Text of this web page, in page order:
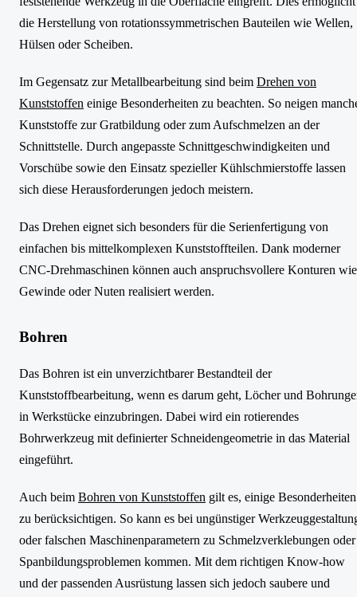
die Herstellung von rotationssymmetrischen Bauteilen wie Wellen,
Hülsen oder Scheiben.
Im Gegensatz zur Metallbearbeitung sind beim Drehen von
Kunststoffen einige Besonderheiten zu beachten. So neigen
Kunststoffe zur Gratbildung oder zum Aufschmelzen an der
Schnittstelle. Durch angepasste Schnittgeschwindigkeiten und
Vorschübe sowie den Einsatz spezieller Kühlschmierstoffe lassen
sich diese Herausforderungen jedoch meistern.
Das Drehen eignet sich besonders für die Serienfertigung von
einfachen bis mittelkomplexen Kunststoffteilen. Dank moderner
CNC-Drehmaschinen können auch anspruchsvollere Konturen wie
Gewinde oder Nuten realisiert werden.
Bohren
Das Bohren ist ein unverzichtbarer Bestandteil der
Kunststoffbearbeitung, wenn es darum geht, Löcher und
in Werkstücke einzubringen. Dabei wird ein rotierendes
Bohrwerkzeug mit definierter Schneidengeometrie in das Material
eingeführt.
Auch beim Bohren von Kunststoffen gilt es, einige Besonderheiten
zu berücksichtigen. So kann es bei ungünstiger
oder falschen Maschinenparametern zu Schmelzverklebungen oder
Spanbildungsproblemen kommen. Mit dem richtigen Know-how
und der passenden Ausrüstung lassen sich jedoch saubere und